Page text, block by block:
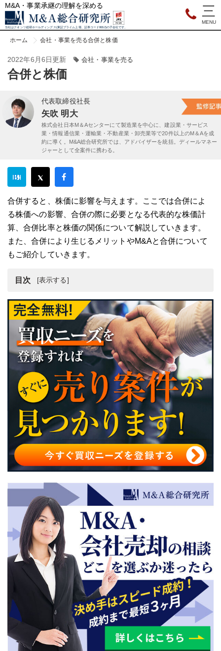
M&A・事業承継の理解を深める
当社はクオンツ総研ホールディングス(東証プライム上場、証券コード9552)の子会社です。
ホーム 会社・事業を売る合併と株価
2022年6月6日更新 会社・事業を売る
合併と株価
代表取締役社長
矢吹 明大
株式会社日本M＆Aセンターにて製造業を中心に、建設業・サービス
業・情報通信業・運輸業・不動産業・卸売業等で20件以上のM＆Aを成
約に導く。M&A総合研究所では、アドバイザーを統括。ディールマネー
ジャーとして全案件に携わる。
合併すると、株価に影響を与えます。ここでは合併によ
る株価への影響、合併の際に必要となる代表的な株価計
算、合併比率と株価の関係について解説していきます。
また、合併により生じるメリットやM&Aと合併について
もご紹介していきます。
目次
合併と株価
合併とは
合併による株価への影響
合併時の株価計算
合併比率の決定
合併前後に株価が推移した事例
まとめ